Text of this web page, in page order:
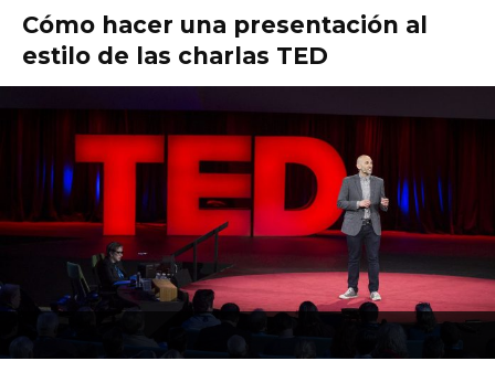
Cómo hacer una presentación al
estilo de las charlas TED